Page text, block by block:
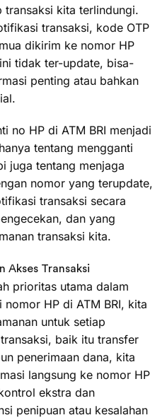
transaksi kita terlindungi.
transaksi, kode OTP
dikirim ke nomor HP
tidak ter-update, bisa-
penting atau bahkan
no HP di ATM BRI menjadi
tentang mengganti
juga tentang menjaga
nomor yang terupdate,
transaksi secara
dan yang
transaksi kita.
Akses Transaksi
prioritas utama dalam
HP di ATM BRI, kita
untuk setiap
baik itu transfer
penerimaan dana, kita
langsung ke nomor HP
ekstra dan
penipuan atau kesalahan